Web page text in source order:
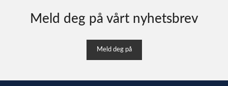
Meld deg på vårt nyhetsbrev
Meld deg på